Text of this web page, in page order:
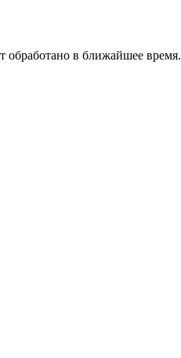
обработано в ближайшее время.